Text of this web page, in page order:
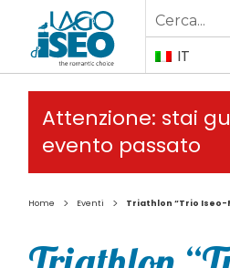
Search
for:
IT
Attenzione: stai
evento passato
Home > Eventi > Triathlon “Trio Iseo-